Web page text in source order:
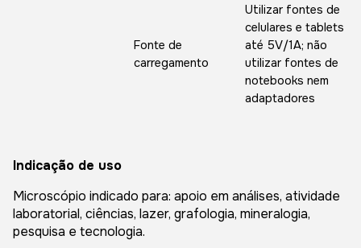
Fonte de
carregamento
Utilizar fontes de
celulares e tablets
até 5V/1A; não
utilizar fontes de
notebooks nem
adaptadores
Indicação de uso
Microscópio indicado para: apoio em análises, atividade
laboratorial, ciências, lazer, grafologia, mineralogia,
pesquisa e tecnologia.